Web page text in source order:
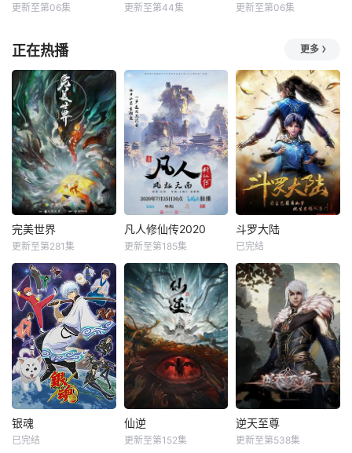
更新至第06集 更新至第44集 更新至第06集
正在热播 更多
完美世界
更新至第281集
凡人修仙传2020
更新至第185集
斗罗大陆
已完结
银魂
已完结
仙逆
更新至第152集
逆天至尊
更新至第538集